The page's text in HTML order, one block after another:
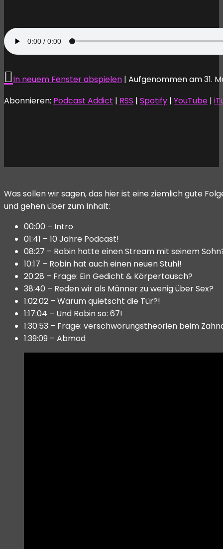
In neuem Fenster abspielen | Aufgenommen am 31.
Abonnieren: Podcast Addict | RSS | Spotify | YouTube |
Was sollen wir sagen, das hier ist eine ziemlich gute
und gehen über zum Inhalt:
00:00 – Intro
01:41 – 10 Jahre Podcast!
08:27 – Robin hatte einen Stream mit seinem
10:17 – Robin hat auch einen neuen Stuhl!
20:28 – Frage: Ein Gedicht & Körpertausch?
38:40 – Reden wir als Männer zu wenig über Sex?
1:02:02 – Warum quietscht die Tür?!
1:17:04 – Und Robin so: 67!
1:30:53 – Frage: verschwörungstheorien beim
1:39:09 – Abmod